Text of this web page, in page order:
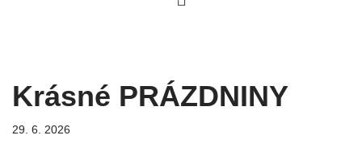
Krásné PRÁZDNINY
29. 6. 2026